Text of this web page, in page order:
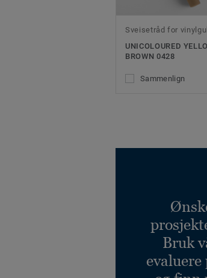
Sveisetråd for
UNICOLOURED
BROWN 0428
Sammenlign
Bruk